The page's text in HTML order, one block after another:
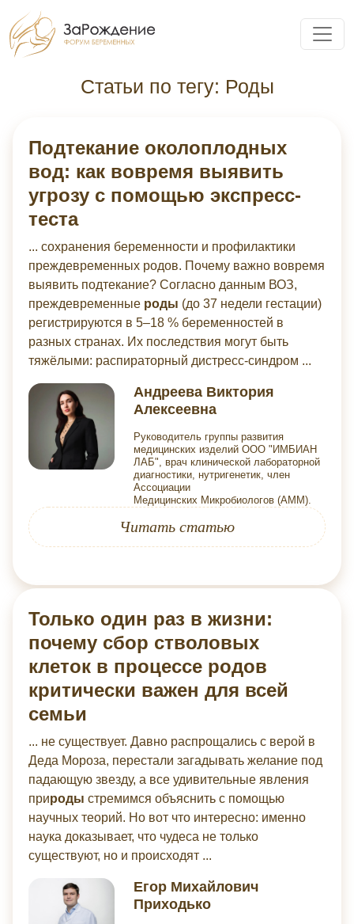
Статьи по тегу: Роды
Андреева Виктория
Алексеевна
Руководитель группы развития
медицинских изделий ООО "ИМБИАН
ЛАБ", врач клинической лабораторной
диагностики, нутригенетик, член
Ассоциации
Медицинских Микробиологов (АММ).
Читать статью
Подтекание околоплодных
вод: как вовремя выявить
угрозу с помощью экспресс-
теста
... сохранения беременности и профилактики
преждевременных родов. Почему важно вовремя
выявить подтекание? Согласно данным ВОЗ,
преждевременные роды (до 37 недели гестации)
регистрируются в 5–18 % беременностей в
разных странах. Их последствия могут быть
тяжёлыми: распираторный дистресс-синдром ...
Егор Михайлович
Приходько
Только один раз в жизни:
почему сбор стволовых
клеток в процессе родов
критически важен для всей
семьи
... не существует. Давно распрощались с верой в
Деда Мороза, перестали загадывать желание под
падающую звезду, а все удивительные явления
природы стремимся объяснить с помощью
научных теорий. Но вот что интересно: именно
наука доказывает, что чудеса не только
существуют, но и происходят ...